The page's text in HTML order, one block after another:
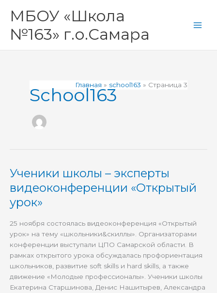
МБОУ «Школа
№163» г.о.Самара
Главная school163 Страница 3
School163
Ученики школы – эксперты
видеоконференции «Открытый
урок»
25 ноября состоялась видеоконференция «Открытый
урок» на тему «школьники&скиллы». Организаторами
конференции выступали ЦПО Самарской области. В
рамках открытого урока обсуждалась профориентация
школьников, развитие soft skills и hard skills, а также
движение «Молодые профессионалы». Ученики школы
Екатерина Старшинова, Денис Нашитырев, Александра
Ученики
–
эксперты
«Открытый
урок»